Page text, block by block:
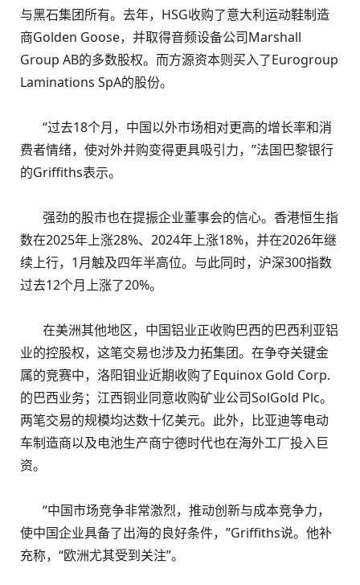
与黑石集团所有。去年，HSG收购了意大利运动鞋制造
商Golden Goose，并取得音频设备公司Marshall
Group AB的多数股权。而方源资本则买入了Eurogroup
Laminations SpA的股份。
“过去18个月，中国以外市场相对更高的增长率和消
费者情绪，使对外并购变得更具吸引力，”法国巴黎银行
的Griffiths表示。
强劲的股市也在提振企业董事会的信心。香港恒生指
数在2025年上涨28%、2024年上涨18%，并在2026年继
续上行，1月触及四年半高位。与此同时，沪深300指数
过去12个月上涨了20%。
在美洲其他地区，中国铝业正收购巴西的巴西利亚铝
业的控股权，这笔交易也涉及力拓集团。在争夺关键金
属的竞赛中，洛阳钼业近期收购了Equinox Gold Corp.
的巴西业务；江西铜业同意收购矿业公司SolGold Plc。
两笔交易的规模均达数十亿美元。此外，比亚迪等电动
车制造商以及电池生产商宁德时代也在海外工厂投入巨
资。
“中国市场竞争非常激烈，推动创新与成本竞争力，
使中国企业具备了出海的良好条件，”Griffiths说。他补
充称，“欧洲尤其受到关注”。